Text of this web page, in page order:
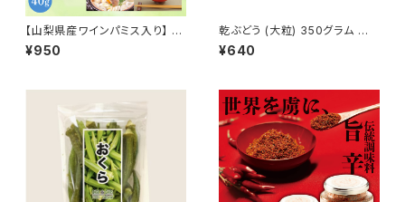
【山梨県産ワインパミス入り】 山
梨の伝統七味 すりだね （大） 4
0グラム ワインパミス ご飯のお
¥950
乾ぶどう (大粒) 350グラム お
菓子 おやつ おつまみ ドライフ
ルーツ 人気 非常食 保存食
¥640